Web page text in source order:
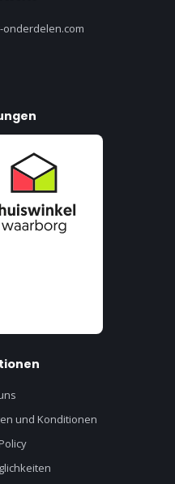
und Konditionen